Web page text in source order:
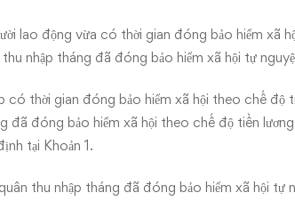
lao động vừa có thời gian đóng bảo hiểm xã
thu nhập tháng đã đóng bảo hiểm xã hội tự
có thời gian đóng bảo hiểm xã hội theo chế
đã đóng bảo hiểm xã hội theo chế độ tiền
tại Khoản 1.
thu nhập tháng đã đóng bảo hiểm xã hội tự